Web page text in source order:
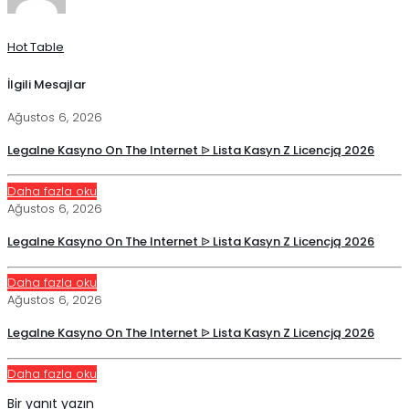
Hot Table
İlgili Mesajlar
Ağustos 6, 2026
Legalne Kasyno On The Internet ᐉ Lista Kasyn Z Licencją 2026
Daha fazla oku
Ağustos 6, 2026
Legalne Kasyno On The Internet ᐉ Lista Kasyn Z Licencją 2026
Daha fazla oku
Ağustos 6, 2026
Legalne Kasyno On The Internet ᐉ Lista Kasyn Z Licencją 2026
Daha fazla oku
Bir yanıt yazın